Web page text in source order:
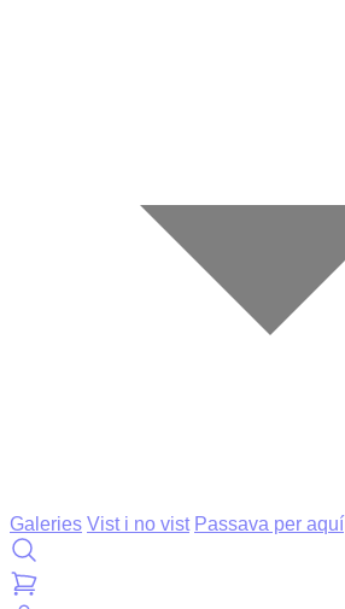
Galeries Vist i no vist Passava per aquí